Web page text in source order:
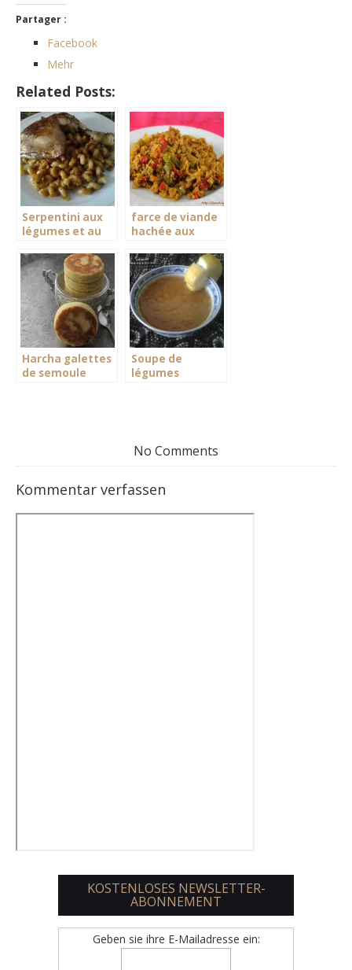
Partager :
Facebook
Mehr
Related Posts:
Serpentini aux
légumes et au
farce de viande
hachée aux
Harcha galettes
de semoule
Soupe de
légumes
No Comments
Kommentar verfassen
KOSTENLOSES NEWSLETTER-
ABONNEMENT
Geben sie ihre E-Mailadresse ein: